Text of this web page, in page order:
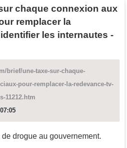
chaque connexion aux
remplacer la
les internautes -
brief/une-taxe-sur-chaque-
pour-remplacer-la-redevance-tv-
11212.htm
drogue au gouvernement.